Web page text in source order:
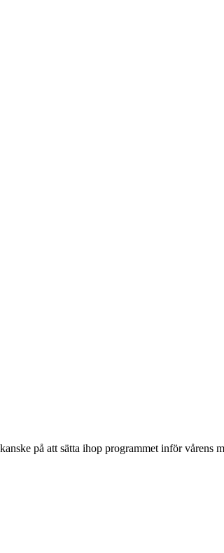
på att sätta ihop programmet inför vårens